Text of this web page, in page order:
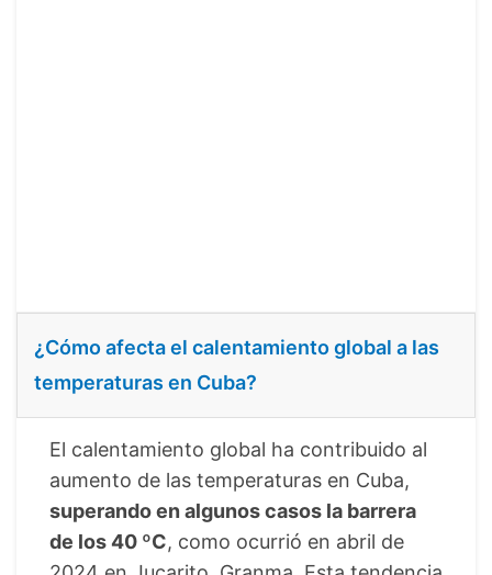
¿Cómo afecta el calentamiento global a las
temperaturas en Cuba?
El calentamiento global ha contribuido al
aumento de las temperaturas en Cuba,
superando en algunos casos la barrera
de los 40 ºC, como ocurrió en abril de